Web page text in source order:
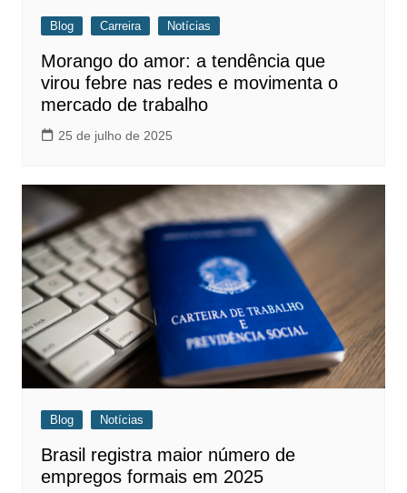
Blog Carreira Notícias
Morango do amor: a tendência que
virou febre nas redes e movimenta o
mercado de trabalho
25 de julho de 2025
Blog Notícias
Brasil registra maior número de
empregos formais em 2025